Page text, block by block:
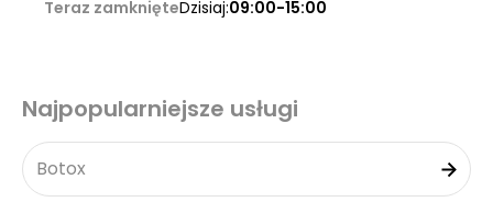
Teraz zamknięteDzisiaj:09:00-15:00
Najpopularniejsze usługi
Botox